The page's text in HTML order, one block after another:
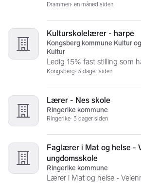
Drammen en måned siden
Kulturskolelærer - harpe
Kongsberg kommune Kultur
Kultur
Ledig 15% fast stilling som
Kongsberg 3 dager siden
Lærer - Nes skole
Ringerike kommune
Ringerike 3 dager siden
Faglærer i Mat og helse -
ungdomsskole
Ringerike kommune
Lærer i Mat og helse -